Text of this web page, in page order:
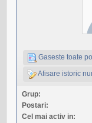
Gaseste toate
Afisare istoric
Grup:
Postari:
Cel mai activ in: